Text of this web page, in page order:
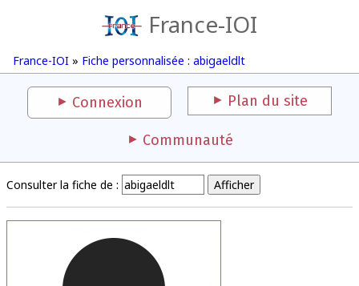
France-IOI
France-IOI » Fiche personnalisée : abigaeldlt
Connexion Plan du site
Communauté
Consulter la fiche de :